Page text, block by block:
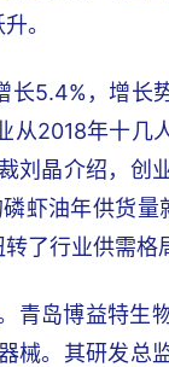
。
5.4%，增长
从2018年十几
刘晶介绍，创
虾油年供货量
了行业供需格
青岛博益特生
械。其研发总